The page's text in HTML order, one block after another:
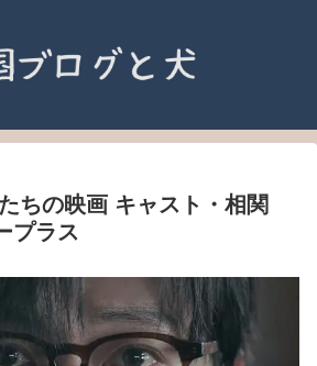
ちの映画 キャスト・相関
プラス